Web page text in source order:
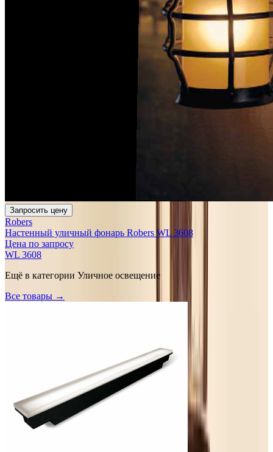
Запросить цену
Robers
Настенный уличный фонарь Robers WL 3608
Цена по запросу
WL 3608
Ещё в категории Уличное освещение
Все товары →